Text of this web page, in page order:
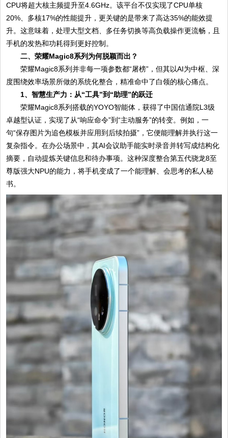
CPU将超大核主频提升至4.6GHz。该平台不仅实现了CPU单核
20%、多核17%的性能提升，更关键的是带来了高达35%的能效提
升。这意味着，处理大型文档、多任务切换等高负载操作更流畅，且
手机的发热和功耗得到更好控制。
二、荣耀Magic8系列为何脱颖而出？
荣耀Magic8系列并非每一项参数都“屠榜”，但其以AI为中枢、深
度围绕效率场景所做的系统化整合，精准命中了白领的核心痛点。
1、智慧生产力：从“工具”到“助理”的跃迁
荣耀Magic8系列搭载的YOYO智能体，获得了中国信通院L3级
卓越型认证，实现了从“响应命令”到“主动服务”的转变。例如，一
句“保存图片为追色模板并应用到后续拍摄”，它便能理解并执行这一
复杂指令。在办公场景中，其AI会议助手能实时录音并转写成结构化
摘要，自动提炼关键信息和待办事项。这种深度整合第五代骁龙8至
尊版强大NPU的能力，将手机变成了一个能理解、会思考的私人秘
书。